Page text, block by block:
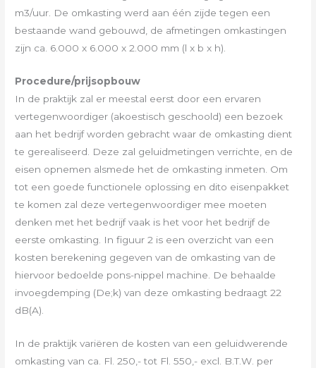
m3/uur. De omkasting werd aan één zijde tegen een
bestaande wand gebouwd, de afmetingen omkastingen
zijn ca. 6.000 x 6.000 x 2.000 mm (l x b x h).
Procedure/prijsopbouw
In de praktijk zal er meestal eerst door een ervaren
vertegenwoordiger (akoestisch geschoold) een bezoek
aan het bedrijf worden gebracht waar de omkasting dient
te gerealiseerd. Deze zal geluidmetingen verrichte, en de
eisen opnemen alsmede het de omkasting inmeten. Om
tot een goede functionele oplossing en dito eisenpakket
te komen zal deze vertegenwoordiger mee moeten
denken met het bedrijf vaak is het voor het bedrijf de
eerste omkasting. In figuur 2 is een overzicht van een
kosten berekening gegeven van de omkasting van de
hiervoor bedoelde pons-nippel machine. De behaalde
invoegdemping (De;k) van deze omkasting bedraagt 22
dB(A).
In de praktijk variëren de kosten van een geluidwerende
omkasting van ca. Fl. 250,- tot Fl. 550,- excl. B.T.W. per